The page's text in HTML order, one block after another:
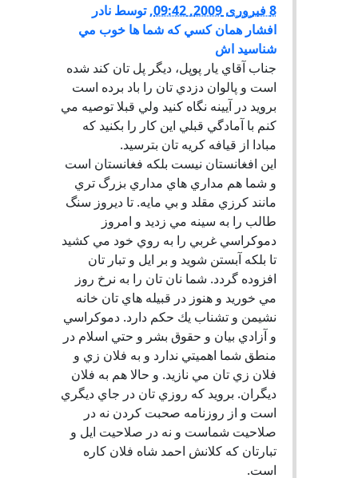
8 فبروری 2009, 09:42 ,توسط نادر
افشار همان كسي كه شما ها خوب مي
شناسيد اش
جناب آقاي يار پوپل، ديگر پل تان كند شده
است و پالوان دزدي تان را باد برده است
برويد در آيينه نگاه كنيد ولي قبلا توصيه مي
كنم با آمادگي قبلي اين كار را بكنيد كه
مبادا از قيافه كريه تان بترسيد.
اين افغانستان نيست بلكه فغانستان است
و شما هم مداري هاي مداري بزرگ تري
مانند كرزي مقلد و بي مايه. تا ديروز سنگ
طالب را به سينه مي زديد و امروز
دموكراسي غربي را به روي خود مي كشيد
تا بلكه آبستن شويد و بر ايل و تبار تان
افزوده گردد. شما نان تان را به نرخ روز
مي خوريد و هنوز در قبيله هاي تان خانه
نشيمن و تشناب يك حكم دارد. دموكراسي
و آزادي بيان و حقوق بشر و حتي اسلام در
منطق شما اهميتي ندارد و به فلان زي و
فلان زي تان مي نازيد. و حالا هم به فلان
ديگران. برويد كه روزي تان در جاي ديگري
است و از روزنامه صحبت كردن نه در
صلاحيت شماست و نه در صلاحيت ايل و
تبارتان كه كلانش احمد شاه فلان كاره
است.